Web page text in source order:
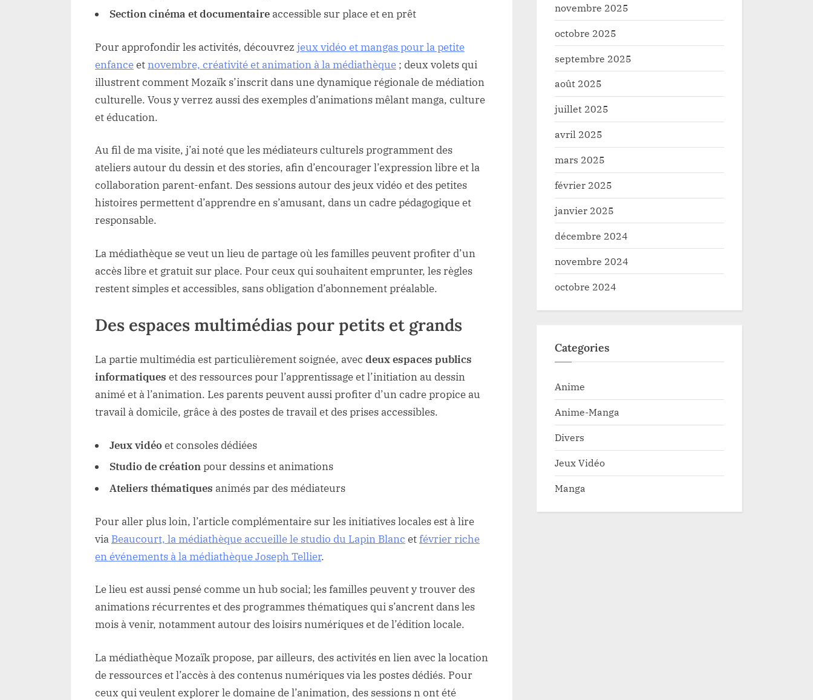
Section cinéma et documentaire accessible sur place et en prêt
Pour approfondir les activités, découvrez jeux vidéo et mangas pour la petite
enfanceetnovembre, créativité et animation à la médiathèque ; deux volets qui
illustrent comment Mozaïk s’inscrit dans une dynamique régionale de médiation
culturelle. Vous y verrez aussi des exemples d’animations mêlant manga, culture
et éducation.
Au fil de ma visite, j’ai noté que les médiateurs culturels programment des
ateliers autour du dessin et des stories, afin d’encourager l’expression libre et la
collaboration parent-enfant. Des sessions autour des jeux vidéo et des petites
histoires permettent d’apprendre en s’amusant, dans un cadre pédagogique et
responsable.
La médiathèque se veut un lieu de partage où les familles peuvent profiter d’un
accès libre et gratuit sur place. Pour ceux qui souhaitent emprunter, les règles
restent simples et accessibles, sans obligation d’abonnement préalable.
Des espaces multimédias pour petits et grands
La partie multimédia est particulièrement soignée, avec deux espaces publics
informatiques et des ressources pour l’apprentissage et l’initiation au dessin
animé et à l’animation. Les parents peuvent aussi profiter d’un cadre propice au
travail à domicile, grâce à des postes de travail et des prises accessibles.
Jeux vidéo et consoles dédiées
Studio de créationpour dessins et animations
Ateliers thématiques animés par des médiateurs
Pour aller plus loin, l’article complémentaire sur les initiatives locales est à lire
via Beaucourt, la médiathèque accueille le studio du Lapin Blanc etfévrier riche
en événements à la médiathèque Joseph Tellier.
Le lieu est aussi pensé comme un hub social; les familles peuvent y trouver des
animations récurrentes et des programmes thématiques qui s’ancrent dans les
mois à venir, notamment autour des loisirs numériques et de l’édition locale.
La médiathèque Mozaïk propose, par ailleurs, des activités en lien avec la location
de ressources et l’accès à des contenus numériques via les postes dédiés. Pour
ceux qui veulent explorer le domaine de l’animation, des sessions n ont été
novembre 2025
octobre 2025
septembre 2025
août 2025
juillet 2025
avril 2025
mars 2025
février 2025
janvier 2025
décembre 2024
novembre 2024
octobre 2024
Categories
Anime
Anime-Manga
Divers
Jeux Vidéo
Manga